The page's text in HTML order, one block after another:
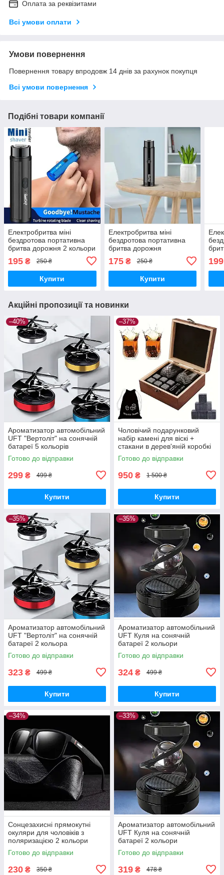
Оплата за реквізитами
Всі умови оплати
Умови повернення
Повернення товару впродовж 14 днів за рахунок покупця
Всі умови повернення
Подібні товари компанії
Електробритва міні
бездротова портативна
бритва дорожня 2 кольори
195 ₴ 250 ₴
Купити
Електробритва міні
бездротова портативна
бритва дорожня
175₴ 250 ₴
Купити
199
Акційні пропозиції та новинки
–40%
Ароматизатор автомобільний
UFT "Вертоліт" на сонячній
батареї 5 кольорів
Готово до відправки
299 ₴ 499 ₴
Купити
–37%
Чоловічий подарунковий
набір камені для віскі +
стакани в дерев'яній коробкі
Готово до відправки
950 ₴ 1 500 ₴
Купити
–35%
Ароматизатор автомобільний
UFT "Вертоліт" на сонячній
батареї 2 кольора
Готово до відправки
323 ₴ 499 ₴
Купити
–35%
Ароматизатор автомобільний
UFT Куля на сонячній
батареї 2 кольори
Готово до відправки
324 ₴ 499 ₴
Купити
–34%
Сонцезахисні прямокутні
окуляри для чоловіків з
поляризацією 2 кольори
Готово до відправки
230 ₴ 350 ₴
–33%
Ароматизатор автомобільний
UFT Куля на сонячній
батареї 2 кольори
Готово до відправки
319 ₴ 478 ₴